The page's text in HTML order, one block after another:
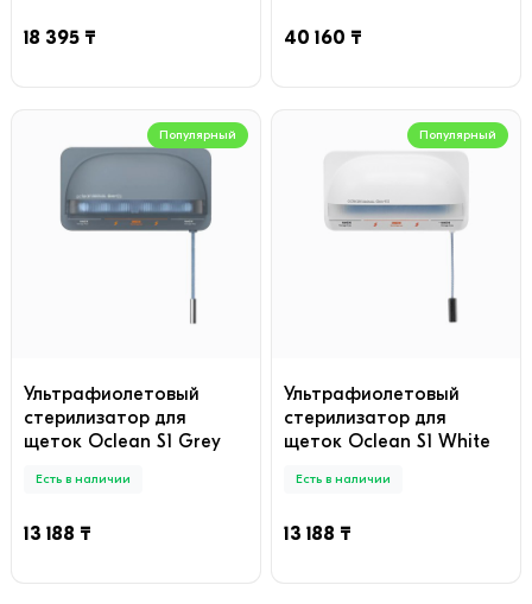
18 395 ₸ 40 160 ₸
Популярный
Ультрафиолетовый
стерилизатор для
щеток Oclean S1 Grey
Есть в наличии
13 188 ₸
Популярный
Ультрафиолетовый
стерилизатор для
щеток Oclean S1 White
Есть в наличии
13 188 ₸